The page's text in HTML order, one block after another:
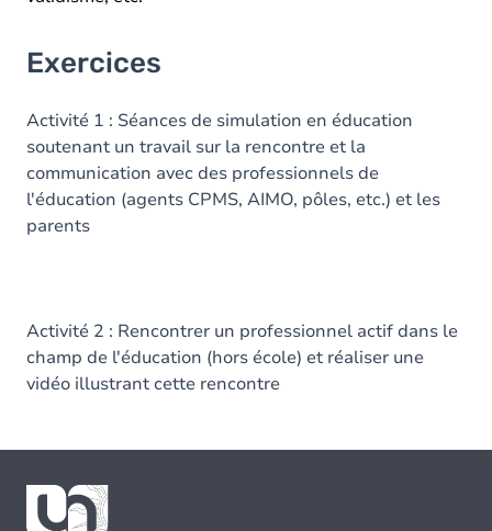
Exercices
Activité 1 : Séances de simulation en éducation
soutenant un travail sur la rencontre et la
communication avec des professionnels de
l'éducation (agents CPMS, AIMO, pôles, etc.) et les
parents
Activité 2 : Rencontrer un professionnel actif dans le
champ de l'éducation (hors école) et réaliser une
vidéo illustrant cette rencontre